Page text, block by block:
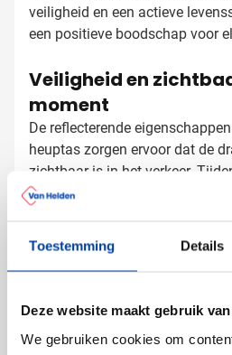
Toestemming Details
Deze website maakt gebruik
We gebruiken cookies om
veiligheid en een actieve
een positieve boodschap voor
Veiligheid en
moment
De reflecterende
heuptas zorgen ervoor dat de
zichtbaar is in het verkeer.
ochtendloop, een fietstocht in
Een geschenk dat niet alleen
laat zien dat je om de
Heuptassen laten
Bij Van Helden
heuptassen precies zoals jij dat